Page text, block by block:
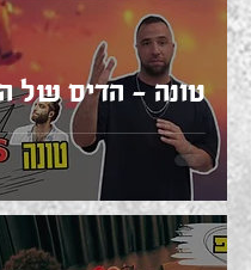
טונה - הדיס של